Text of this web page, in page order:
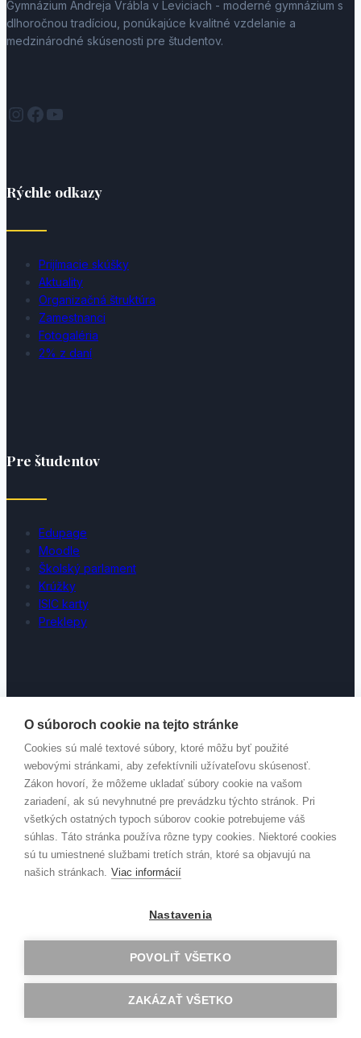
Gymnázium Andreja Vrábla v Leviciach - moderné gymnázium s
dlhoročnou tradíciou, ponúkajúce kvalitné vzdelanie a
medzinárodné skúsenosti pre študentov.
Instagram
Facebook
YouTube
Rýchle odkazy
Prijímacie skúšky
Aktuality
Organizačná štruktúra
Zamestnanci
Fotogaléria
2% z daní
Pre študentov
Edupage
Moodle
Školský parlament
Krúžky
ISIC karty
Preklepy
Kontakt
Mierová 5
934 01 Levice
Slovensko
sekretariat@gav.sk
O súboroch cookie na tejto stránke
Cookies sú malé textové súbory, ktoré môžu byť použité
webovými stránkami, aby zefektívnili užívateľovu skúsenosť.
Zákon hovorí, že môžeme ukladať súbory cookie na vašom
zariadení, ak sú nevyhnutné pre prevádzku týchto stránok. Pri
všetkých ostatných typoch súborov cookie potrebujeme váš
súhlas. Táto stránka používa rôzne typy cookies. Niektoré cookies
sú tu umiestnené službami tretích strán, ktoré sa objavujú na
našich stránkach. Viac informácií
Nastavenia
POVOLIŤ VŠETKO
ZAKÁZAŤ VŠETKO